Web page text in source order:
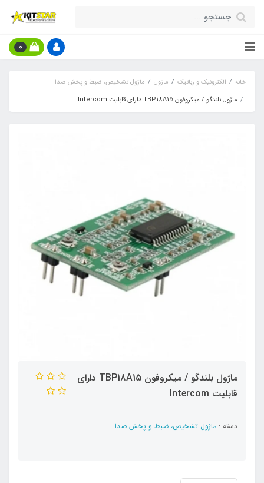
0
خانه الکترونیک و رباتیک ماژول
ماژول تشخیص، ضبط و پخش صدا
ماژول بلندگو / میکروفون TBP18A15 دارای قابلیت Intercom
ماژول بلندگو / میکروفون TBP18A15 دارای
قابلیت Intercom
دسته : ماژول تشخیص، ضبط و پخش صدا